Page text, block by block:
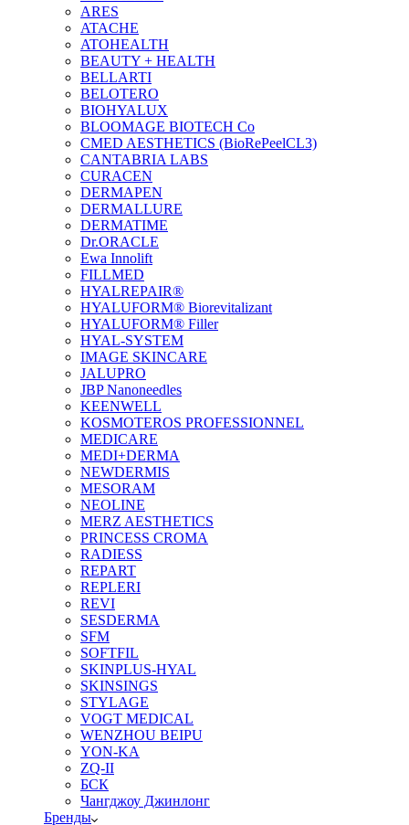
ARES
ATACHE
ATOHEALTH
BEAUTY + HEALTH
BELLARTI
BELOTERO
BIOHYALUX
BLOOMAGE BIOTECH Co
CMED AESTHETICS (BioRePeelCL3)
CANTABRIA LABS
CURACEN
DERMAPEN
DERMALLURE
DERMATIME
Dr.ORACLE
Ewa Innolift
FILLMED
НYALREPAIR®
HYALUFORM® Biorevitalizant
HYALUFORM® Filler
HYAL-SYSTEM
IMAGE SKINCARE
JALUPRO
JBP Nanoneedles
KEENWELL
KOSMOTEROS PROFESSIONNEL
MEDICARE
MEDI+DERMA
NEWDERMIS
MESORAM
NEOLINE
MERZ AESTHETICS
PRINCESS CROMA
RADIESS
REPART
REPLERI
REVI
SESDERMA
SFM
SOFTFIL
SKINPLUS-HYAL
SKINSINGS
STYLAGE
VOGT MEDICAL
WENZHOU BEIPU
YON-KA
ZQ-II
БСК
Чангджоу Джинлонг
Бренды